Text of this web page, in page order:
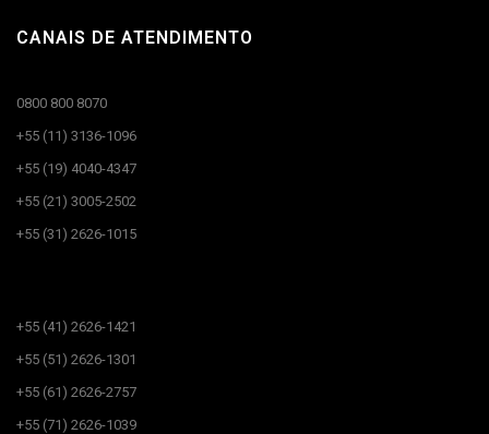
CANAIS DE ATENDIMENTO
0800 800 8070
+55 (11) 3136-1096
+55 (19) 4040-4347
+55 (21) 3005-2502
+55 (31) 2626-1015
+55 (41) 2626-1421
+55 (51) 2626-1301
+55 (61) 2626-2757
+55 (71) 2626-1039